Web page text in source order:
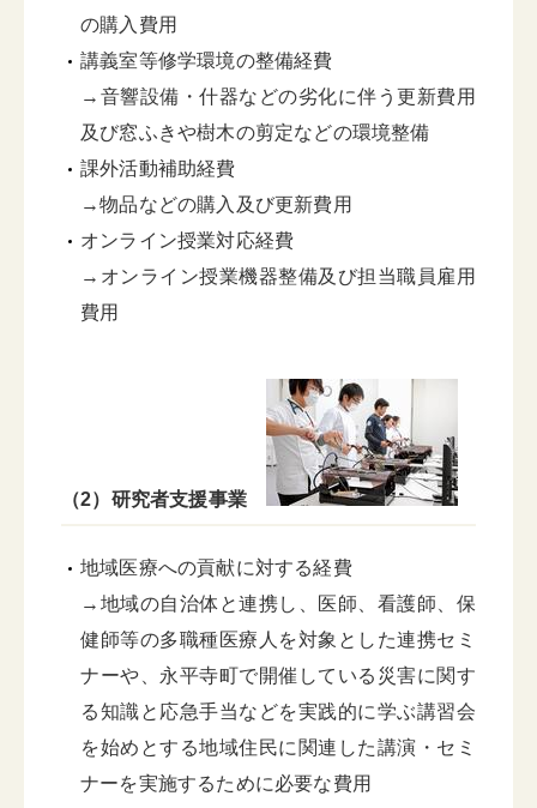
の購入費用
講義室等修学環境の整備経費
→音響設備・什器などの劣化に伴う更新費用
及び窓ふきや樹木の剪定などの環境整備
課外活動補助経費
→物品などの購入及び更新費用
オンライン授業対応経費
→オンライン授業機器整備及び担当職員雇用
費用
（2）研究者支援事業
地域医療への貢献に対する経費
→地域の自治体と連携し、医師、看護師、保
健師等の多職種医療人を対象とした連携セミ
ナーや、永平寺町で開催している災害に関す
る知識と応急手当などを実践的に学ぶ講習会
を始めとする地域住民に関連した講演・セミ
ナーを実施するために必要な費用